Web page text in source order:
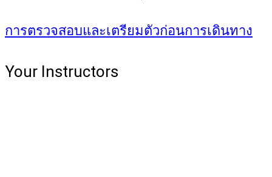
การตรวจสอบและเตรียมตัวก่อนการเดินทาง
Your Instructors